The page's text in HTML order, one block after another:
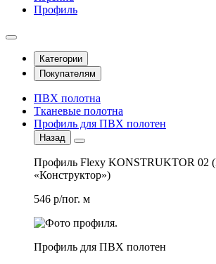
Профиль
Категории
Покупателям
ПВХ полотна
Тканевые полотна
Профиль для ПВХ полотен
Назад
Профиль Flexy KONSTRUKTOR 02
«Конструктор»)
546 р/пог. м
Профиль для ПВХ полотен